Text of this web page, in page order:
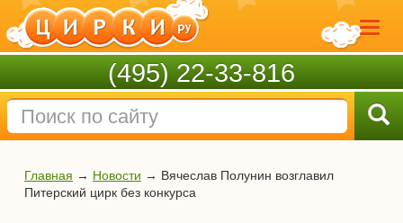
(495) 22-33-816
Главная → Новости → Вячеслав Полунин возглавил
Питерский цирк без конкурса